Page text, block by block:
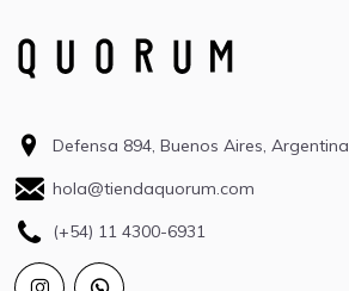
Defensa 894, Buenos Aires, Argentina
hola@tiendaquorum.com
(+54) 11 4300-6931